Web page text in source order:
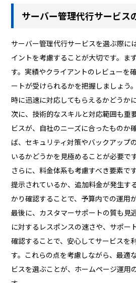
サーバー管理代行サービス
サーバー管理代行サービスを選ぶ際に
イントを考慮することが大切です。ま
す。実績やクライアントのレビューを
ートが受けられるかを把握しましょう
時に迅速に対応してもらえるかどうか
次に、技術的なスキルと対応範囲も重
ビスが、自社のニーズに合ったものか
ば、セキュリティ対策やバックアップ
いるかどうかを見極めることが必要です
さらに、料金体系も考慮すべき要素で
提示されているか、追加料金が発生す
かり確認することで、予算内での運用
最後に、カスタマーサポートの質も見
に対するレスポンスの速さや、サポー
確認することで、安心してサービスを
す。これらの点を考慮しながら、最適
ビスを選ぶことが、ホームページ運用